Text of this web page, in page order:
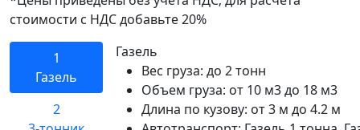
стоимости с НДС добавьте 20%
1
Газель
2
Газель
Вес груза: до 2 тонн
Объем груза: от 10 м3 до 18 м3
Длина по кузову: от 3 м до 4.2 м